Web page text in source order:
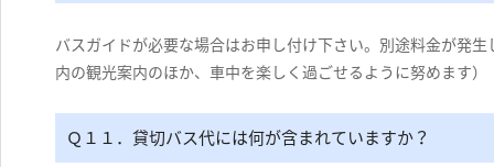
バスガイドが必要な場合はお申し付け下さい。別途料金が発
内の観光案内のほか、車中を楽しく過ごせるように努めます）
Ｑ１１．貸切バス代には何が含まれていますか？